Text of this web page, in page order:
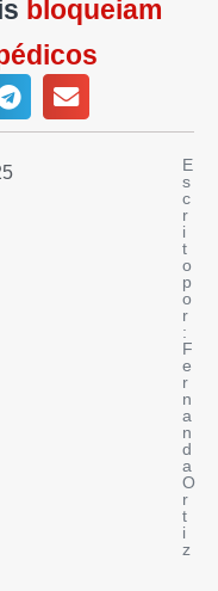
bloqueiam
E
s
c
r
i
t
o
p
o
r
:
F
e
r
n
a
n
d
a
O
r
t
i
z